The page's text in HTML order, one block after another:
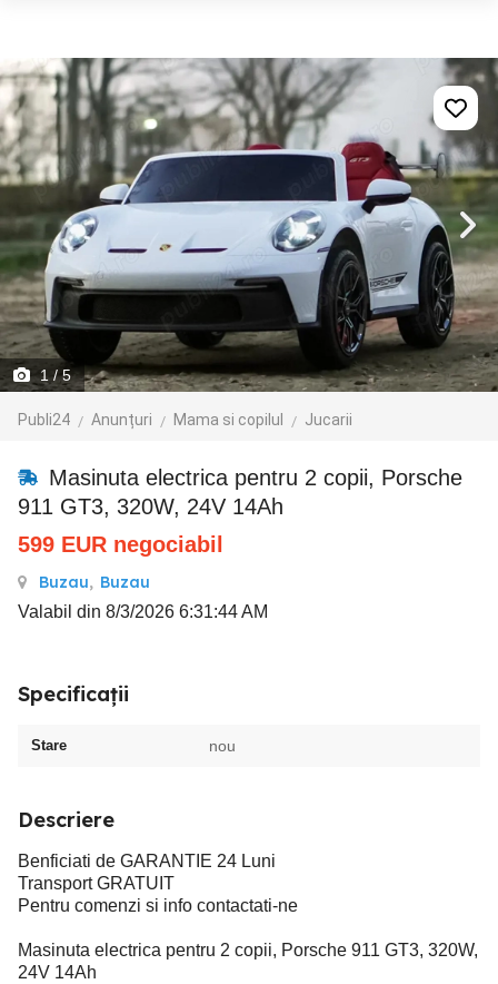
1 / 5
Publi24 Anunțuri Mama si copilul Jucarii
Masinuta electrica pentru 2 copii, Porsche
911 GT3, 320W, 24V 14Ah
599 EUR negociabil
Buzau, Buzau
Valabil din 8/3/2026 6:31:44 AM
Specificații
Stare nou
Descriere
Benficiati de GARANTIE 24 Luni
Transport GRATUIT
Pentru comenzi si info contactati-ne
Masinuta electrica pentru 2 copii, Porsche 911 GT3, 320W,
24V 14Ah